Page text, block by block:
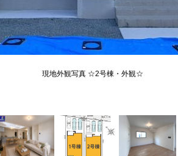
現地外観写真 ☆2号棟・外観☆